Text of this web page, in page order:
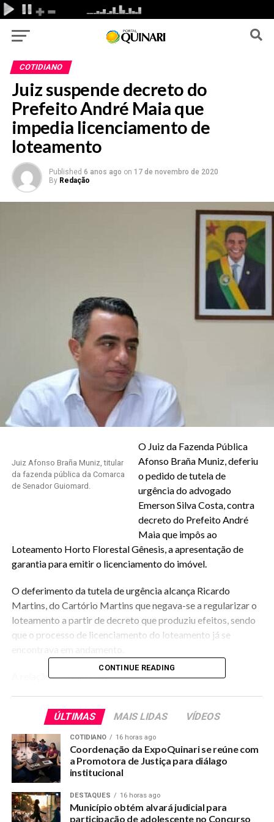
COTIDIANO
Juiz suspende decreto do
Prefeito André Maia que
impedia licenciamento de
loteamento
Published 6 anos ago on 17 de novembro de 2020
By Redação
Juiz Afonso Braña Muniz, titular
da fazenda pública da Comarca
de Senador Guiomard.
O Juiz da Fazenda Pública
Afonso Braña Muniz, deferiu
o pedido de tutela de
urgência do advogado
Emerson Silva Costa, contra
decreto do Prefeito André
Maia que impôs ao
Loteamento Horto Florestal Gênesis, a apresentação de
garantia para emitir o licenciamento do imóvel.
O deferimento da tutela de urgência alcança Ricardo
Martins, do Cartório Martins que negava-se a regularizar o
loteamento a partir de decreto que produziu efeitos, sendo
que o processo de licenciamento do loteamento já se
A relação de Maia com
suspeitas de que a
imposição do decreto
tenha sido uma combinação entre o Prefeito e o proprietário
do Cartório, que vem se apresentado como investidor na
área imobiliária.
O projeto do senhor Fernando Luiz Casavechi, Peruano que
CONTINUE READING
ÚLTIMAS MAIS LIDAS VÍDEOS
COTIDIANO 16 horas ago
Coordenação da ExpoQuinari se reúne com
a Promotora de Justiça para diálago
institucional
DESTAQUES 16 horas ago
Município obtém alvará judicial para
participação de adolescente no Concurso